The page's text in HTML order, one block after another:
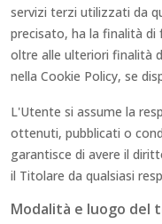
servizi terzi utilizzati da
precisato, ha la finalità di
oltre alle ulteriori finalità
nella Cookie Policy, se
L'Utente si assume la
ottenuti, pubblicati o
garantisce di avere il
il Titolare da qualsiasi
Modalità e luogo del